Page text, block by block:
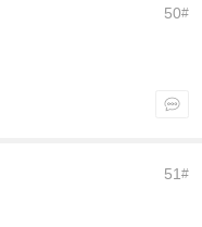
50#
51#